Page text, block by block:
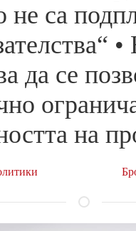
не са
•
да се
на